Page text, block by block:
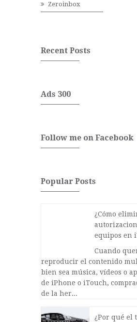
Zeroinbox
Recent Posts
Ads 300
Follow me on Facebook
Popular Posts
¿Cómo
equipos en
Cuando
reproducir el contenido
bien sea música, vídeos o
de iPhone o iTouch,
de la her...
¿Por qué el